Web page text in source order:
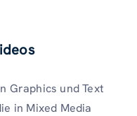
Graphics und Text
in Mixed Media